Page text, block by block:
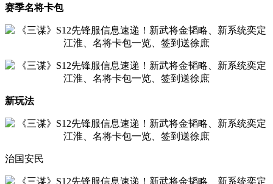
赛季名将卡包
新玩法
治国安民